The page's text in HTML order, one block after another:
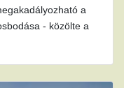
a
- közölte a